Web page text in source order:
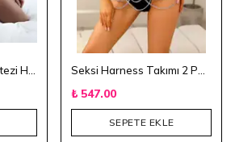
₺ 547.00
SEPETE EKLE